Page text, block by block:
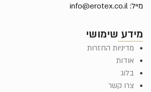
מידע שימושי
מדיניות החזרות
אודות
בלוג
צרו קשר
מייל: info@erotex.co.il